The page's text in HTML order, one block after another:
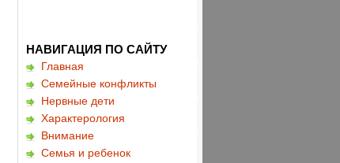
НАВИГАЦИЯ ПО САЙТУ
Главная
Семейные конфликты
Нервные дети
Характерология
Внимание
Семья и ребенок